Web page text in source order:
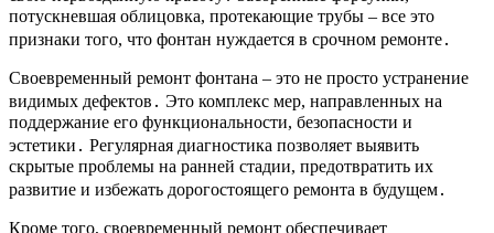
потускневшая облицовка, протекающие трубы – все это
признаки того, что фонтан нуждается в срочном ремонте․
Своевременный ремонт фонтана – это не просто устранение
видимых дефектов․ Это комплекс мер, направленных на
поддержание его функциональности, безопасности и
эстетики․ Регулярная диагностика позволяет выявить
скрытые проблемы на ранней стадии, предотвратить их
развитие и избежать дорогостоящего ремонта в будущем․
Кроме того, своевременный ремонт обеспечивает